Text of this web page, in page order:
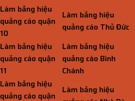
Làm bảng hiệu
quảng cáo quận
10
Làm bảng hiệu
quảng cáo Thủ Đức
Làm bảng hiệu
quảng cáo quận
11
Làm bảng hiệu
quảng cáo Bình
Chánh
Làm bảng hiệu
quảng cáo quận
Làm bảng hiệu